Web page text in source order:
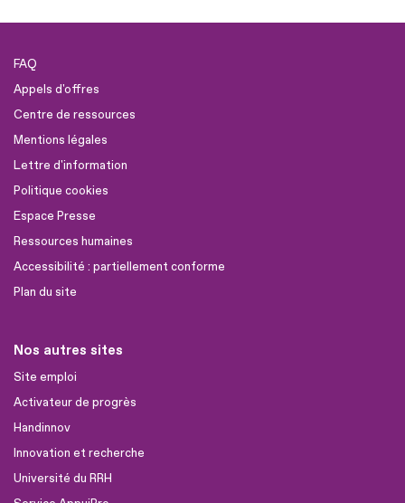
FAQ
Appels d'offres
Centre de ressources
Mentions légales
Lettre d'information
Politique cookies
Espace Presse
Ressources humaines
Accessibilité : partiellement conforme
Plan du site
Nos autres sites
Site emploi
Activateur de progrès
Handinnov
Innovation et recherche
Université du RRH